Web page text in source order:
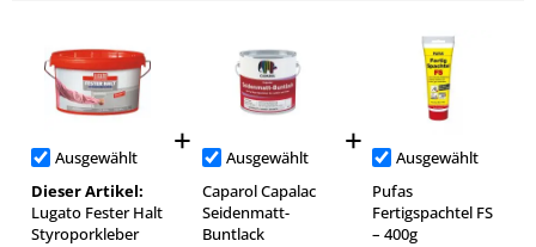
Ausgewählt
Dieser Artikel:
Lugato Fester Halt
Styroporkleber
Ausgewählt
Caparol Capalac
Seidenmatt-
Buntlack
Ausgewählt
Pufas
Fertigspachtel FS
– 400g